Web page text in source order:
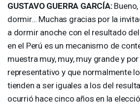
GUSTAVO GUERRA GARCÍA:
dormir… Muchas gracias por la
a dormir anoche con el resultado
en el Perú es un mecanismo de
muestra muy, muy, muy grande y
representativo y que normalmente
tienden a ser iguales a los del
ocurrió hace cinco años en la